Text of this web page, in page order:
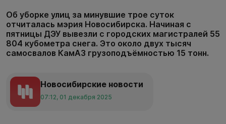
Об уборке улиц за минувшие трое суток
отчиталась мэрия Новосибирска. Начиная с
пятницы ДЭУ вывезли с городских магистралей 55
804 кубометра снега. Это около двух тысяч
самосвалов КамАЗ грузоподъёмностью 15 тонн.
Новосибирские новости
07:12, 01 декабря 2025